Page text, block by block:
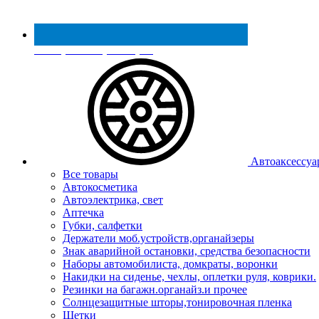
Реестр МинПромТорга
Все товары
Автокосметика
Автоэлектрика, свет
Аптечка
Губки, салфетки
Держатели моб.устройств,органайзеры
Знак аварийной остановки, средства безопасности
Наборы автомобилиста, домкраты, воронки
Накидки на сиденье, чехлы, оплетки руля, коврики.
Резинки на багажн.органайз.и прочее
Солнцезащитные шторы,тонировочная пленка
Щетки